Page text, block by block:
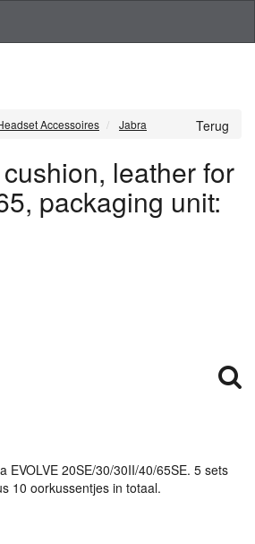
Terug
Accessoires Jabra
leather for
packaging unit:
EVOLVE 20SE/30/30II/40/65SE. 5 sets
10 oorkussentjes in totaal.